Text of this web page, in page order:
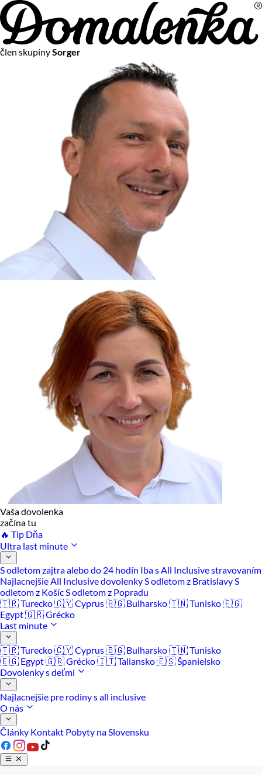
člen skupinySorger
Vaša dovolenka
začína tu
🔥 Tip Dňa
Ultra last minute
S odletom zajtra alebo do 24 hodín Iba s All Inclusive stravovaním
Najlacnejšie All Inclusive dovolenkyS odletom z BratislavyS
odletom z KošícS odletom z Popradu
🇹🇷 Turecko🇨🇾 Cyprus🇧🇬 Bulharsko🇹🇳 Tunisko🇪🇬
Egypt🇬🇷 Grécko
Last minute
🇹🇷 Turecko🇨🇾 Cyprus🇧🇬 Bulharsko🇹🇳 Tunisko
🇪🇬 Egypt🇬🇷 Grécko🇮🇹 Taliansko🇪🇸 Španielsko
Dovolenky s deťmi
Najlacnejšie pre rodiny s all inclusive
O nás
Články Kontakt Pobyty na Slovensku
Na vašom súkromí nám záleží
Chceme vám neustále poskytovať tie najlepšie služby.
Vzhľadom k platnej legislatíve od vás ale potrebujeme súhlas
s používaním súborov cookies.
Viac o personalizácii a meraní
Aby sme vedeli, čo sa deje na webových stránkach a aby sme
vám mohli prispôsobiť ponuky na mieru či reklamu,
používame cookies a taktiežslužby spoločnosti Google
Čo sú cookies?
Cookies sú malé textové súbory, ktoré môžu byť používané
webovými stránkami, aby zefektívnili používateľský zážitok.
Vďaka cookies vám môžeme ponúkať služby podľa toho, čo
naozaj hľadáte a chcete nájsť.
Kedykoľvek sa môžete slobodne rozhodnúť, ktoré typy
používania cookies chcete umožniť.
Zákon uvádza, že môžeme ukladať cookies na vašom
zariadení, pokiaľ sú nevyhnutne nutné pre prevádzku tejto
Cookies, ktoré používame
Technické a nevyhnutné cookies
Analytické a marketingové cookies
Reklamné úložisko
Reklamné používateľské dáta
Personalizácia reklám
Povoliť vybrané
Odmietnuť